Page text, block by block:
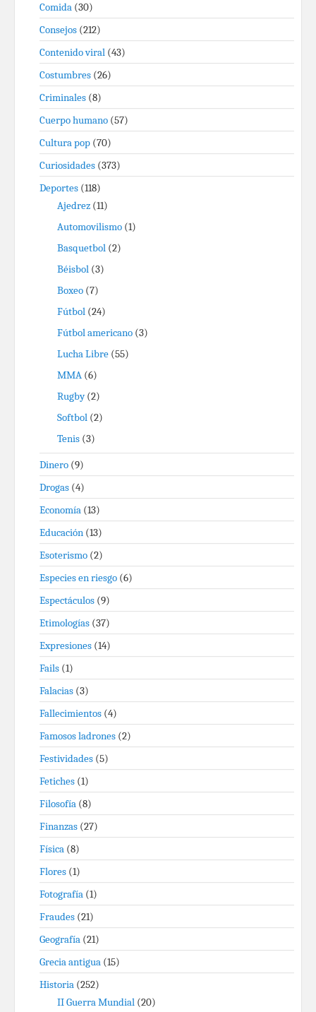
Comida (30)
Consejos (212)
Contenido viral (43)
Costumbres (26)
Criminales (8)
Cuerpo humano (57)
Cultura pop (70)
Curiosidades (373)
Deportes (118)
Ajedrez (11)
Automovilismo (1)
Basquetbol (2)
Béisbol (3)
Boxeo (7)
Fútbol (24)
Fútbol americano (3)
Lucha Libre (55)
MMA (6)
Rugby(2)
Softbol (2)
Tenis (3)
Dinero (9)
Drogas (4)
Economía (13)
Educación (13)
Esoterismo (2)
Especies en riesgo (6)
Espectáculos (9)
Etimologías (37)
Expresiones (14)
Fails (1)
Falacias (3)
Fallecimientos (4)
Famosos ladrones (2)
Festividades (5)
Fetiches (1)
Filosofía (8)
Finanzas (27)
Física (8)
Flores (1)
Fotografía (1)
Fraudes (21)
Geografía (21)
Grecia antigua (15)
Historia (252)
II Guerra Mundial (20)